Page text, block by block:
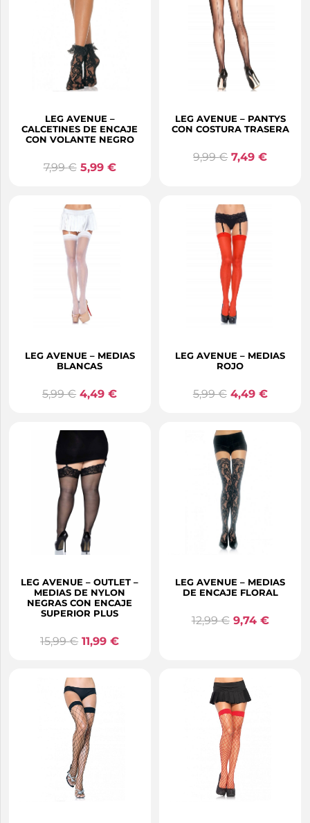
LEG AVENUE –
CALCETINES DE ENCAJE
CON VOLANTE NEGRO
7,99€ 5,99 €
LEG AVENUE – PANTYS
CON COSTURA TRASERA
9,99€ 7,49€
LEG AVENUE – MEDIAS
BLANCAS
5,99€ 4,49€
LEG AVENUE – MEDIAS
ROJO
5,99€ 4,49 €
LEG AVENUE – OUTLET –
MEDIAS DE NYLON
NEGRAS CON ENCAJE
SUPERIOR PLUS
15,99€ 11,99€
LEG AVENUE – MEDIAS
DE ENCAJE FLORAL
12,99€ 9,74 €